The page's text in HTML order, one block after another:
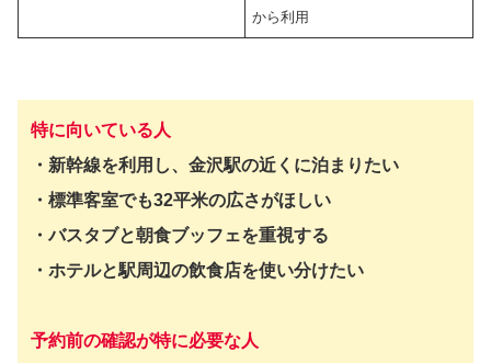
から利用
特に向いている人
・新幹線を利用し、金沢駅の近くに泊まりたい
・標準客室でも32平米の広さがほしい
・バスタブと朝食ブッフェを重視する
・ホテルと駅周辺の飲食店を使い分けたい
予約前の確認が特に必要な人